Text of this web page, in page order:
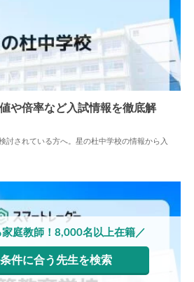
2024.05.10
や倍率など入試情報を徹底解
討されている方へ。星の杜中学校の情報から入
家庭教師！8,000名以上在籍／
条件に合う先生を検索